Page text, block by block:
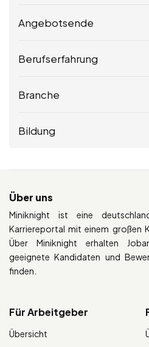
Angebotsende
Berufserfahrung
Branche
Bildung
Über uns
Miniknight ist eine
Karriereportal mit einem großen
Über Miniknight erhalten
geeignete Kandidaten und
finden.
Für Arbeitgeber
Übersicht